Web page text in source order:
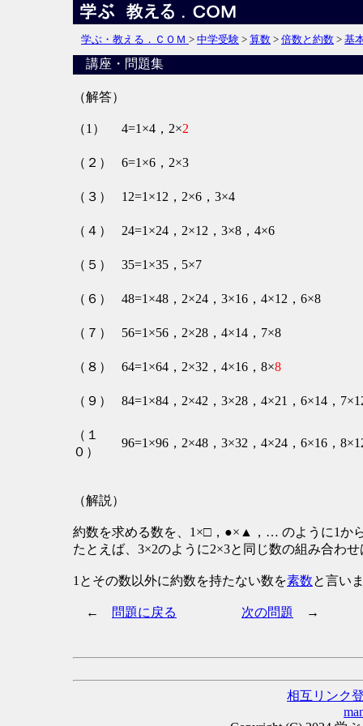
学ぶ・教える．ＣＯＭ > 中学受験 > 算数 > 倍数と約数 > 基
講座・問題集
（解答）
（1） 4=1×4，2×2
（２） 6=1×6，2×3
（３） 12=1×12，2×6，3×4
（４） 24=1×24，2×12，3×8，4×6
（５） 35=1×35，5×7
（６） 48=1×48，2×24，3×16，4×12，6×8
（７） 56=1×56，2×28，4×14，7×8
（８） 64=1×64，2×32，4×16，8×8
（９） 84=1×84，2×42，3×28，4×21，6×14，
（１
０）
96=1×96，2×48，3×32，4×24，6×16，
（解説）
約数を求める数を、1×□，●×▲，… のように1か
たとえば、3×2のように2×3と同じ数の組み合わ
1とその数以外に約数を持たない数を素数と言い
← 問題に戻る 次の問題 →
相互リンク